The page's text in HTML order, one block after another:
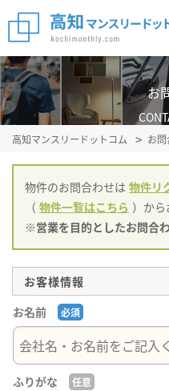
お
高知マンスリードットコム お
物件のお問合わせは 物件リ
（ 物件一覧はこちら ）か
※営業を目的としたお問合
お客様情報
お名前
ふりがな